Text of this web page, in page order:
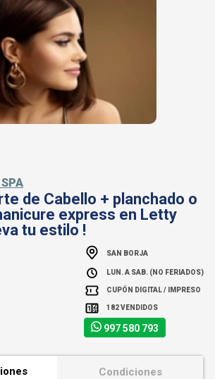
de Cabello + planchado o
express en Letty
tu estilo !
SAN BORJA
LUN. A SAB. (NO FERIADOS)
CUPÓN DIGITAL / IMPRESO
182 VENDIDOS
997 580 793
Condiciones